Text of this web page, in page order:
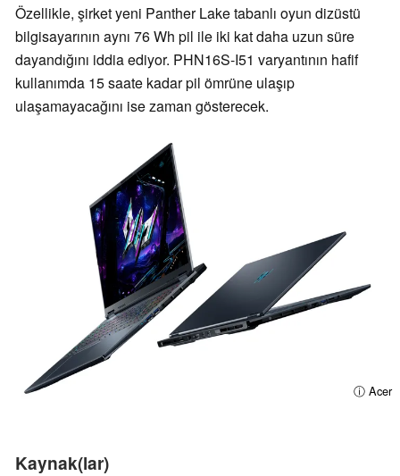
Özellikle, şirket yeni Panther Lake tabanlı oyun dizüstü
bilgisayarının aynı 76 Wh pil ile iki kat daha uzun süre
dayandığını iddia ediyor. PHN16S-I51 varyantının hafif
kullanımda 15 saate kadar pil ömrüne ulaşıp
ulaşamayacağını ise zaman gösterecek.
ⓘ Acer
Kaynak(lar)